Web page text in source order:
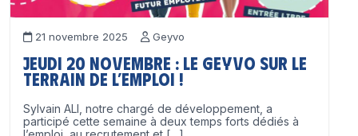
21 novembre 2025 Geyvo
Jeudi 20 novembre : le GEYVO sur le
terrain de l’emploi !
Sylvain ALI, notre chargé de développement, a
participé cette semaine à deux temps forts dédiés à